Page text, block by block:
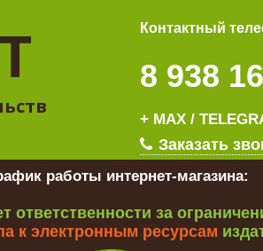
Контактный
8 938
+ MAX /
Заказать
работы интернет-магазина:
ответственности за
к электронным ресурсам